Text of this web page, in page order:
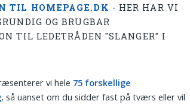
TIL HOMEPAGE.DK - HER HAR VI
OG BRUGBAR
TIL LEDETRÅDEN "SLANGER" I
vi hele 75 forskellige
, så uanset om du sidder fast på tværs eller vil